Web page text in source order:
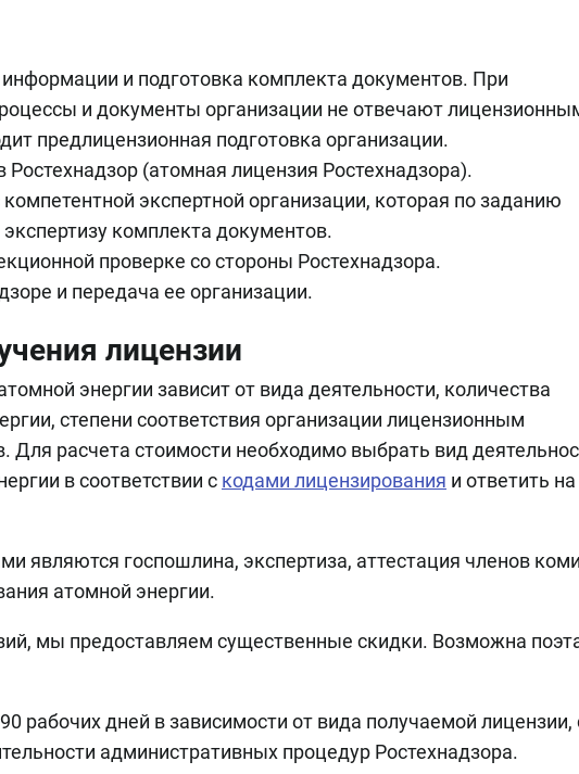
и подготовка комплекта документов. При
и документы организации не отвечают
предлицензионная подготовка организации.
(атомная лицензия Ростехнадзора).
экспертной организации, которая по заданию
комплекта документов.
проверке со стороны Ростехнадзора.
и передача ее организации.
лицензии
энергии зависит от вида деятельности, количества
степени соответствия организации лицензионным
Для расчета стоимости необходимо выбрать вид
в соответствии с кодами лицензирования и ответить на
являются госпошлина, экспертиза, аттестация членов
атомной энергии.
мы предоставляем существенные скидки. Возможна
рабочих дней в зависимости от вида получаемой лицензии,
административных процедур Ростехнадзора.